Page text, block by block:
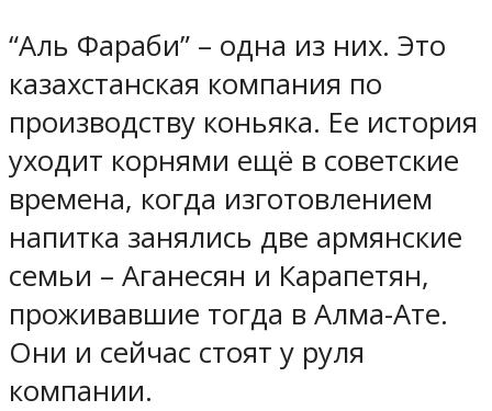
“Аль Фараби” – одна из них. Это
казахстанская компания по
производству коньяка. Ее история
уходит корнями ещё в советские
времена, когда изготовлением
напитка занялись две армянские
семьи – Аганесян и Карапетян,
проживавшие тогда в Алма-Ате.
Они и сейчас стоят у руля
компании.